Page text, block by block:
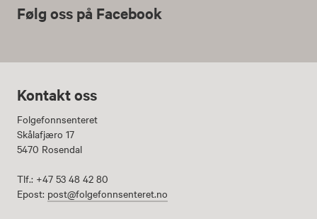
Følg oss på Facebook
Kontakt oss
Folgefonnsenteret
Skålafjæro 17
5470 Rosendal
Tlf.: +47 53 48 42 80
Epost: post@folgefonnsenteret.no